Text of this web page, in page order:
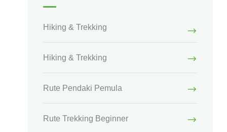
Hiking & Trekking
Hiking & Trekking
Rute Pendaki Pemula
Rute Trekking Beginner